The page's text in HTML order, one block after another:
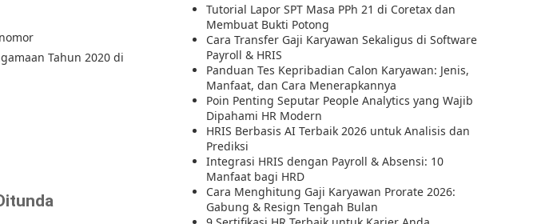
Tahun 2020 di
Tutorial Lapor SPT Masa PPh 21 di Coretax dan
Membuat Bukti Potong
Cara Transfer Gaji Karyawan Sekaligus di Software
Payroll & HRIS
Panduan Tes Kepribadian Calon Karyawan: Jenis,
Manfaat, dan Cara Menerapkannya
Poin Penting Seputar People Analytics yang Wajib
Dipahami HR Modern
HRIS Berbasis AI Terbaik 2026 untuk Analisis dan
Prediksi
Integrasi HRIS dengan Payroll & Absensi: 10
Manfaat bagi HRD
Cara Menghitung Gaji Karyawan Prorate 2026:
Gabung & Resign Tengah Bulan